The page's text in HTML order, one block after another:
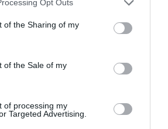
or usage behaviour. You may click to
to Google and its third-party tags to
specified purposes in below Google
Opt Outs
of the Sharing of my
of the Sale of my
of processing my
Targeted Advertising.